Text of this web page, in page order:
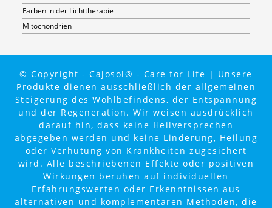
Farben in der Lichttherapie
Mitochondrien
© Copyright - Cajosol® - Care for Life | Unsere
Produkte dienen ausschließlich der allgemeinen
Steigerung des Wohlbefindens, der Entspannung
und der Regeneration. Wir weisen ausdrücklich
darauf hin, dass keine Heilversprechen
abgegeben werden und keine Linderung, Heilung
oder Verhütung von Krankheiten zugesichert
wird. Alle beschriebenen Effekte oder positiven
Wirkungen beruhen auf individuellen
Erfahrungswerten oder Erkenntnissen aus
alternativen und komplementären Methoden, die